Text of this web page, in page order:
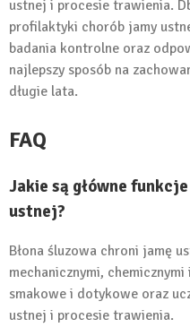
ustnej i procesie trawienia.
profilaktyki chorób jamy
badania kontrolne oraz
najlepszy sposób na
długie lata.
FAQ
Jakie są główne
ustnej?
Błona śluzowa chroni jamę
mechanicznymi,
smakowe i dotykowe oraz
ustnej i procesie trawienia.